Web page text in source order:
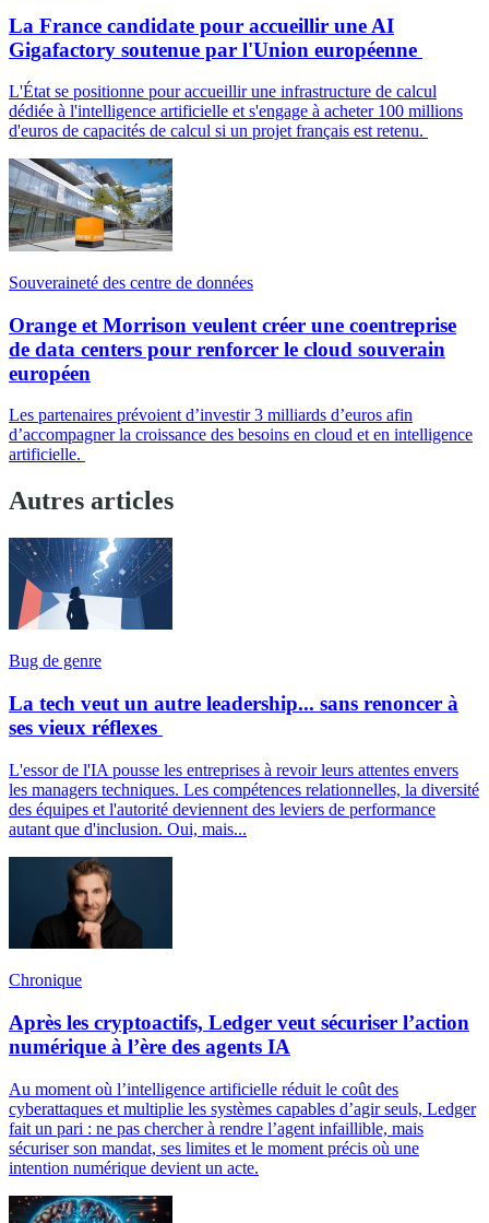
La France candidate pour accueillir une AI
Gigafactory soutenue par l'Union européenne
L'État se positionne pour accueillir une infrastructure de calcul
dédiée à l'intelligence artificielle et s'engage à acheter 100 millions
d'euros de capacités de calcul si un projet français est retenu.
Souveraineté des centre de données
Orange et Morrison veulent créer une coentreprise
de data centers pour renforcer le cloud souverain
européen
Les partenaires prévoient d’investir 3 milliards d’euros afin
d’accompagner la croissance des besoins en cloud et en intelligence
artificielle.
Autres articles
Bug de genre
La tech veut un autre leadership... sans renoncer à
ses vieux réflexes
L'essor de l'IA pousse les entreprises à revoir leurs attentes envers
les managers techniques. Les compétences relationnelles, la diversité
des équipes et l'autorité deviennent des leviers de performance
autant que d'inclusion. Oui, mais...
Chronique
Après les cryptoactifs, Ledger veut sécuriser l’action
numérique à l’ère des agents IA
Au moment où l’intelligence artificielle réduit le coût des
cyberattaques et multiplie les systèmes capables d’agir seuls, Ledger
fait un pari : ne pas chercher à rendre l’agent infaillible, mais
sécuriser son mandat, ses limites et le moment précis où une
intention numérique devient un acte.